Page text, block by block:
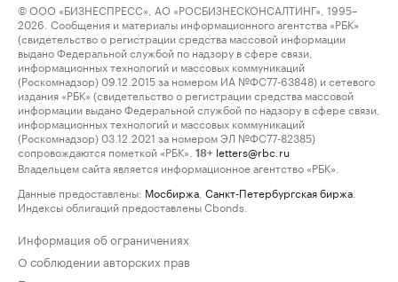
© ООО «БИЗНЕСПРЕСС», АО «РОСБИЗНЕСКОНСАЛТИНГ», 1995–
2026. Сообщения и материалы информационного агентства «РБК»
(свидетельство о регистрации средства массовой информации
выдано Федеральной службой по надзору в сфере связи,
информационных технологий и массовых коммуникаций
(Роскомнадзор) 09.12.2015 за номером ИА №ФС77-63848) и сетевого
издания «РБК» (свидетельство о регистрации средства массовой
информации выдано Федеральной службой по надзору в сфере связи,
информационных технологий и массовых коммуникаций
(Роскомнадзор) 03.12.2021 за номером ЭЛ №ФС77-82385)
сопровождаются пометкой «РБК».
18+ letters@rbc.ru
Владельцем сайта является информационное агентство «РБК».
Данные предоставлены: Мосбиржа Санкт-Петербургская биржа
Индексы облигаций предоставлены Cbonds.
Информация об ограничениях
О соблюдении авторских прав